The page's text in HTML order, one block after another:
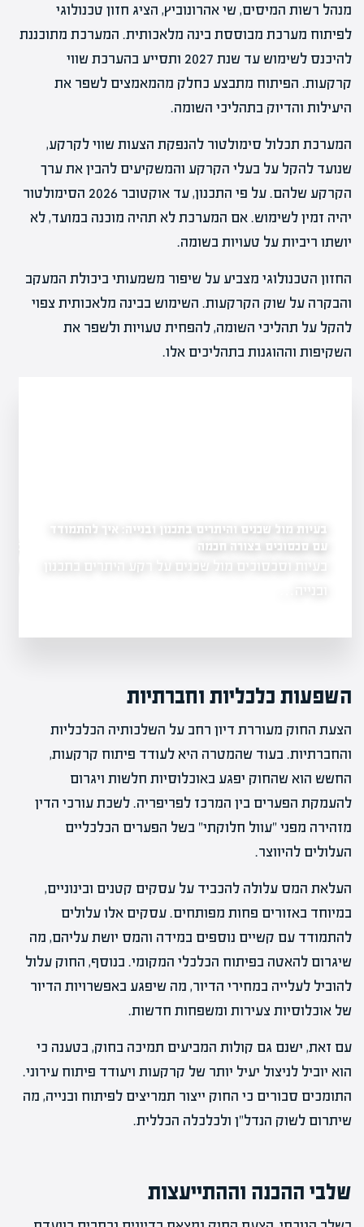
מנהל רשות המיסים, שי אהרונוביץ, הציג חזון טכנולוגי
לפיתוח מערכת מבוססת בינה מלאכותית. המערכת מתוכננת
להיכנס לשימוש עד שנת 2027 ותסייע בהערכת שווי
קרקעות. הפיתוח מתבצע כחלק מהמאמצים לשפר את
היעילות והדיוק בתהליכי השומה.
המערכת תכלול סימולטור להנפקת הצעות שווי לקרקע,
שנועד להקל על בעלי הקרקע והמשקיעים להבין את ערך
הקרקע שלהם. על פי התכנון, עד אוקטובר 2026 הסימולטור
יהיה זמין לשימוש. אם המערכת לא תהיה מוכנה במועד, לא
יושתו ריביות על טעויות בשומה.
החזון הטכנולוגי מצביע על שיפור משמעותי ביכולת המעקב
והבקרה על שוק הקרקעות. השימוש בבינה מלאכותית צפוי
להקל על תהליכי השומה, להפחית טעויות ולשפר את
השקיפות וההוגנות בתהליכים אלו.
בעיות מול שכנים והיתרים בתכנון ובנייה: איך להתמודד
עם סכסוכים בצורה חכמה
בעיות וסכסוכים מול שכנים על רקע היתרים בתכנוןשינוי ייעוד
השפעות כלכליות וחברתיות
הצעת החוק מעוררת דיון רחב על השלכותיה הכלכליות
והחברתיות. בעוד שהמטרה היא לעודד פיתוח קרקעות,
החשש הוא שהחוק יפגע באוכלוסיות חלשות ויגרום
להעמקת הפערים בין המרכז לפריפריה. לשכת עורכי הדין
מזהירה מפני "עוול חלוקתי" בשל הפערים הכלכליים
העלולים להיווצר.
העלאת המס עלולה להכביד על עסקים קטנים ובינוניים,
במיוחד באזורים פחות מפותחים. עסקים אלו עלולים
להתמודד עם קשיים נוספים במידה והמס יושת עליהם, מה
שיגרום להאטה בפיתוח הכלכלי המקומי. בנוסף, החוק עלול
להוביל לעלייה במחירי הדיור, מה שיפגע באפשרויות הדיור
של אוכלוסיות צעירות ומשפחות חדשות.
עם זאת, ישנם גם קולות המביעים תמיכה בחוק, בטענה כי
הוא יוביל לניצול יעיל יותר של קרקעות ויעודד פיתוח עירוני.
התומכים סבורים כי החוק ייצור תמריצים לפיתוח ובנייה, מה
שיתרום לשוק הנדל"ן ולכלכלה הכללית.
שלבי ההכנה וההתייעצות